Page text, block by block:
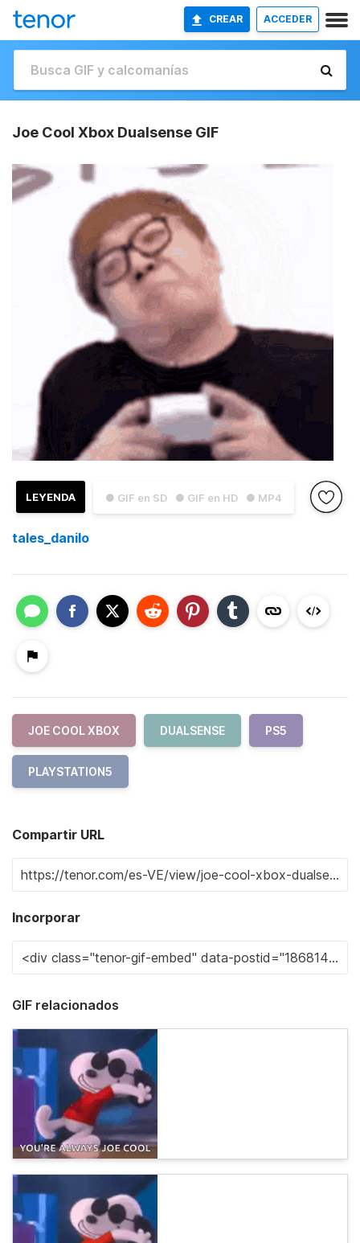
CREAR ACCEDER
Joe Cool Xbox Dualsense GIF
● GIF en SD ● GIF en HD ● MP4
LEYENDA
tales_danilo
JOE COOL XBOX DUALSENSE PS5
PLAYSTATION5
Compartir URL
Incorporar
GIF relacionados